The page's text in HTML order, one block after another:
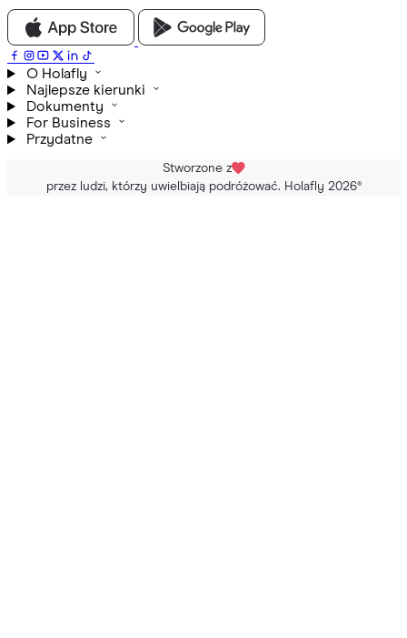
O Holafly
Najlepsze kierunki
Dokumenty
For Business
Przydatne
Stworzone z
przez ludzi, którzy uwielbiają podróżować. Holafly 2026®